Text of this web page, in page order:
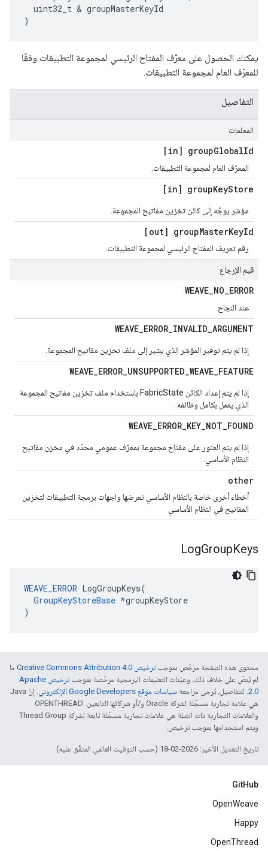
  uint32_t & groupMasterKeyId
)
يمكنك الحصول على معرّف المفتاح الرئيسي لمجموعة التطبيقات وفقًا
للمعرّف العام لمجموعة التطبيقات.
التفاصيل
المعلمات
[in] groupGlobalId
المعرّف العام لمجموعة التطبيقات.
[in] groupKeyStore
مؤشر يوجّه إلى كائن تخزين مفاتيح المجموعة.
[out] groupMasterKeyId
رقم تعريف المفتاح الرئيسي لمجموعة التطبيقات.
قيم الإرجاع
WEAVE_NO_ERROR
عند النجاح.
WEAVE_ERROR_INVALID_ARGUMENT
إذا لم يتم توفير المؤشر الذي يشير إلى ملف تخزين مفاتيح المجموعة.
WEAVE_ERROR_UNSUPPORTED_WEAVE_FEATURE
إذا لم يتم إعداد الكائن FabricState باستخدام ملف تخزين مفاتيح المجموعة
الذي يعمل بكامل وظائفه.
WEAVE_ERROR_KEY_NOT_FOUND
إذا لم يتم العثور على مفتاح مجموعة بمعرّف عمومي محدّد في مخزن مفاتيح
النظام الأساسي.
other
أخطاء أخرى خاصة بالنظام الأساسي تعرضها واجهات برمجة التطبيقات لتخزين
المفاتيح في النظام الأساسي
LogGroupKeys
WEAVE_ERROR LogGroupKeys(
GroupKeyStoreBase *groupKeyStore
)
محتوى هذه الصفحة مرخّص بموجبترخيص Creative Commons Attribution 4.0‏
ما
لم يُنصّ على خلاف ذلك، وعيّنات التعليمات البرمجية مرخّصة بموجب
ترخيص Apache
2.0‏. للتفاصيل، يُرجى مراجعة سياسات موقع Google Developers الإلكتروني
. إنّ Java
هي علامة تجارية مسجَّلة لشركة Oracle و/أو شركائها التابعين. ‫OPENTHREAD
والعلامات التجارية ذات الصلة هي علامات تجارية مسجّلة تابعة لشركة Thread Group
ويتم استخدامها بموجب ترخيص.
تاريخ التعديل الأخير: 2026-02-18 (حسب التوقيت العالمي المتفَّق عليه)
GitHub
OpenWeave
Happy
OpenThread